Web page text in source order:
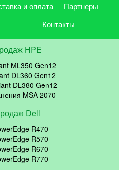
и оплата
Партнеры
Контакты
HPE
ML350 Gen12
DL360 Gen12
DL380 Gen12
MSA 2070
Dell
R470
R570
R670
R770